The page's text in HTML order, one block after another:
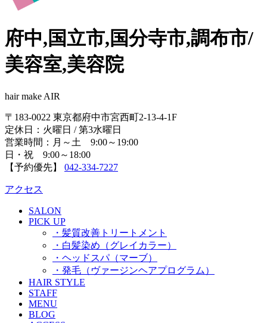
府中,国立市,国分寺市,調布市/
美容室,美容院
hair make AIR
〒183-0022 東京都府中市宮西町2-13-4-1F
定休日：火曜日 / 第3水曜日
営業時間：月～土 9:00～19:00
日・祝 9:00～18:00
【予約優先】 042-334-7227
アクセス
SALON
PICK UP
・髪質改善トリートメント
・白髪染め（グレイカラー）
・ヘッドスパ（マーブ）
・発毛（ヴァージンヘアプログラム）
HAIR STYLE
STAFF
MENU
BLOG